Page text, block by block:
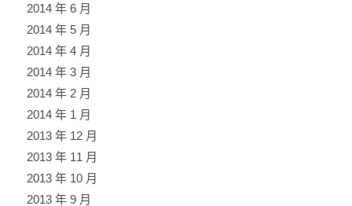
2014 年 6 月
2014 年 5 月
2014 年 4 月
2014 年 3 月
2014 年 2 月
2014 年 1 月
2013 年 12 月
2013 年 11 月
2013 年 10 月
2013 年 9 月